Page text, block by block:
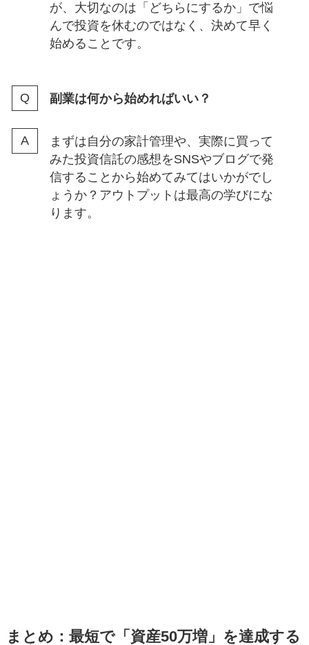
が、大切なのは「どちらにするか」で悩
んで投資を休むのではなく、決めて早く
始めることです。
副業は何から始めればいい？
まずは自分の家計管理や、実際に買って
みた投資信託の感想をSNSやブログで発
信することから始めてみてはいかがでし
ょうか？アウトプットは最高の学びにな
ります。
まとめ：最短で「資産50万増」を達成する